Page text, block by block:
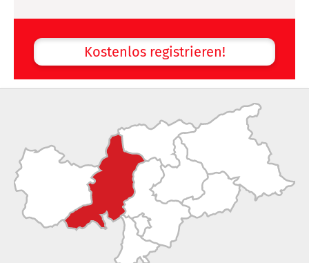
Kostenlos registrieren!